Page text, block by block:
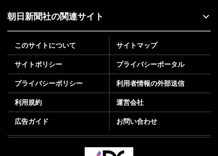
朝日新聞社の関連サイト
このサイトについて サイトマップ
サイトポリシー プライバシーポータル
プライバシーポリシー 利用者情報の外部送信
利用規約 運営会社
広告ガイド お問い合わせ